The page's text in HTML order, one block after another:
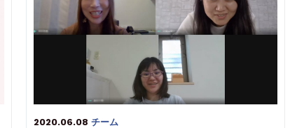
2020.06.08 チーム